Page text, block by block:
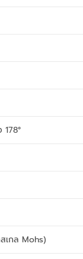
เกล Mohs)